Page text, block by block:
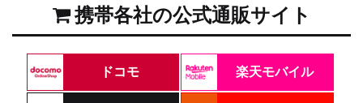
携帯各社の公式通販サイト
ドコモ 楽天モバイル